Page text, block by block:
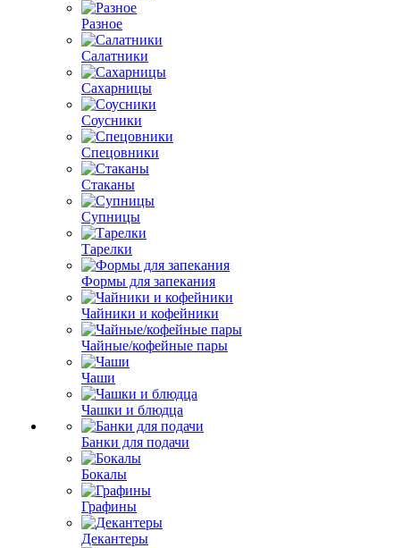
Разное
Салатники
Сахарницы
Соусники
Спецовники
Стаканы
Супницы
Тарелки
Формы для запекания
Чайники и кофейники
Чайные/кофейные пары
Чаши
Чашки и блюдца
Банки для подачи
Бокалы
Графины
Декантеры